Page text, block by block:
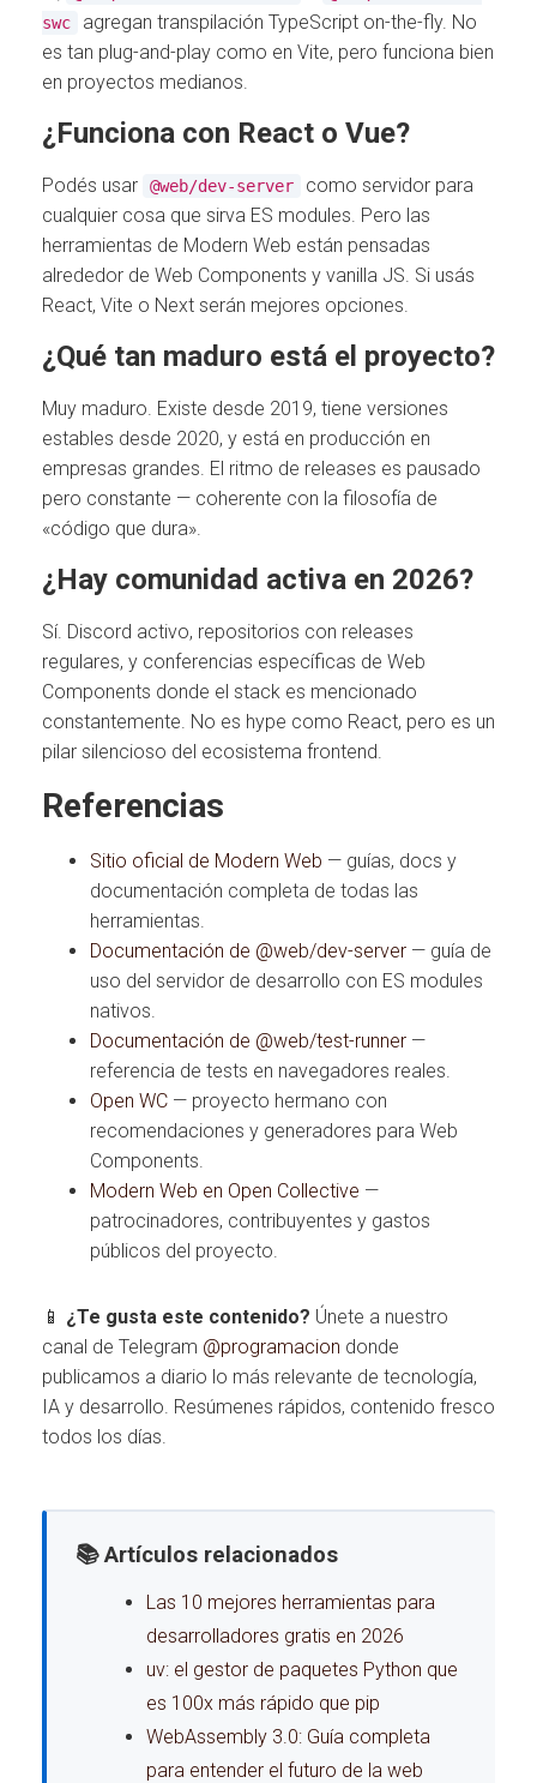
swc
agregan transpilación TypeScript on-the-fly. No
es tan plug-and-play como en Vite, pero funciona bien
en proyectos medianos.
¿Funciona con React o Vue?
Podés usar @web/dev-server
como servidor para
cualquier cosa que sirva ES modules. Pero las
herramientas de Modern Web están pensadas
alrededor de Web Components y vanilla JS. Si usás
React, Vite o Next serán mejores opciones.
¿Qué tan maduro está el proyecto?
Muy maduro. Existe desde 2019, tiene versiones
estables desde 2020, y está en producción en
empresas grandes. El ritmo de releases es pausado
pero constante — coherente con la filosofía de
«código que dura».
¿Hay comunidad activa en 2026?
Sí. Discord activo, repositorios con releases
regulares, y conferencias específicas de Web
Components donde el stack es mencionado
constantemente. No es hype como React, pero es un
pilar silencioso del ecosistema frontend.
Referencias
Sitio oficial de Modern Web — guías, docs y
documentación completa de todas las
herramientas.
Documentación de @web/dev-server — guía de
uso del servidor de desarrollo con ES modules
nativos.
Documentación de @web/test-runner —
referencia de tests en navegadores reales.
Open WC — proyecto hermano con
recomendaciones y generadores para Web
Components.
Modern Web en Open Collective —
patrocinadores, contribuyentes y gastos
públicos del proyecto.
📱 ¿Te gusta este contenido? Únete a nuestro
canal de Telegram @programacion donde
publicamos a diario lo más relevante de tecnología,
IA y desarrollo. Resúmenes rápidos, contenido fresco
todos los días.
📚 Artículos relacionados
Las 10 mejores herramientas para
desarrolladores gratis en 2026
uv: el gestor de paquetes Python que
es 100x más rápido que pip
WebAssembly 3.0: Guía completa
para entender el futuro de la web